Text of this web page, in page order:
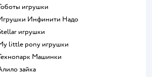
Тоботы игрушки
Игрушки Инфинити Надо
Stellar игрушки
my little pony игрушки
Технопарк Машинки
Алило зайка